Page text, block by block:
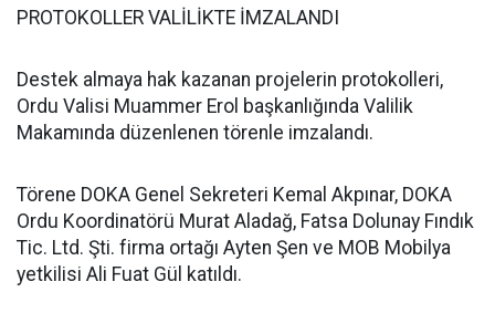
PROTOKOLLER VALİLİKTE İMZALANDI
Destek almaya hak kazanan projelerin protokolleri,
Ordu Valisi Muammer Erol başkanlığında Valilik
Makamında düzenlenen törenle imzalandı.
Törene DOKA Genel Sekreteri Kemal Akpınar, DOKA
Ordu Koordinatörü Murat Aladağ, Fatsa Dolunay Fındık
Tic. Ltd. Şti. firma ortağı Ayten Şen ve MOB Mobilya
yetkilisi Ali Fuat Gül katıldı.